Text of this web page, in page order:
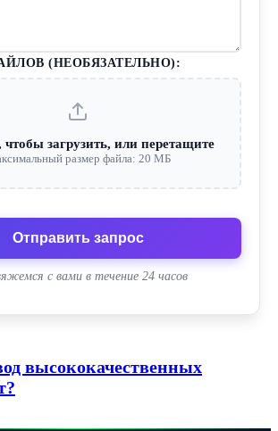
(НЕОБЯЗАТЕЛЬНО):
загрузить, или перетащите
размер файла: 20 МБ
Отправить запрос
с вами в течение 24 часов
высококачественных